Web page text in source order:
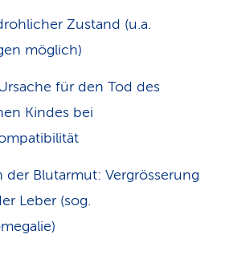
Zustand (u.a.
möglich)
für den Tod des
Kindes bei
der Blutarmut: Vergrösserung
Leber (sog.